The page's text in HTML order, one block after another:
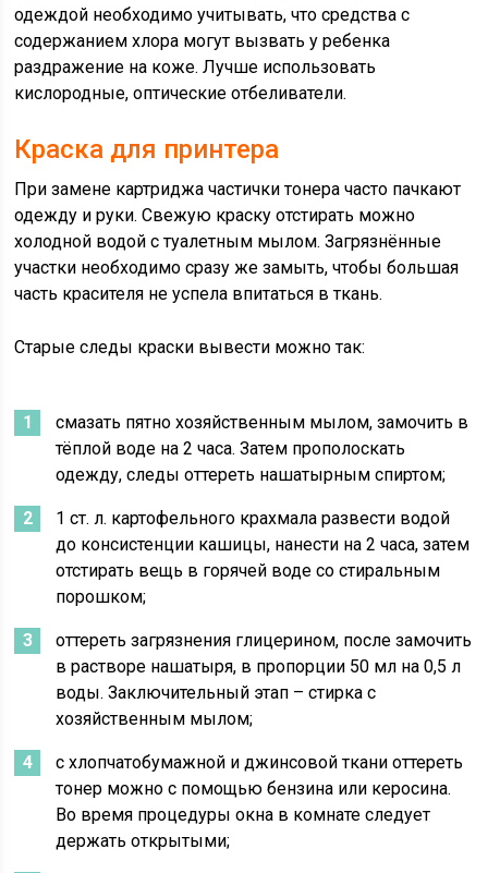
одеждой необходимо учитывать, что средства с
содержанием хлора могут вызвать у ребенка
раздражение на коже. Лучше использовать
кислородные, оптические отбеливатели.
Краска для принтера
При замене картриджа частички тонера часто пачкают
одежду и руки. Свежую краску отстирать можно
холодной водой с туалетным мылом. Загрязнённые
участки необходимо сразу же замыть, чтобы большая
часть красителя не успела впитаться в ткань.
Старые следы краски вывести можно так:
смазать пятно хозяйственным мылом, замочить в
тёплой воде на 2 часа. Затем прополоскать
одежду, следы оттереть нашатырным спиртом;
1 ст. л. картофельного крахмала развести водой
до консистенции кашицы, нанести на 2 часа, затем
отстирать вещь в горячей воде со стиральным
порошком;
оттереть загрязнения глицерином, после замочить
в растворе нашатыря, в пропорции 50 мл на 0,5 л
воды. Заключительный этап – стирка с
хозяйственным мылом;
с хлопчатобумажной и джинсовой ткани оттереть
тонер можно с помощью бензина или керосина.
Во время процедуры окна в комнате следует
держать открытыми;